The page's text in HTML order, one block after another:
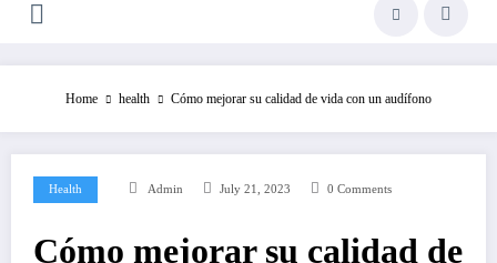
Home health Cómo mejorar su calidad de vida con un audífono
Health Admin July 21, 2023 0 Comments
Cómo mejorar su calidad de